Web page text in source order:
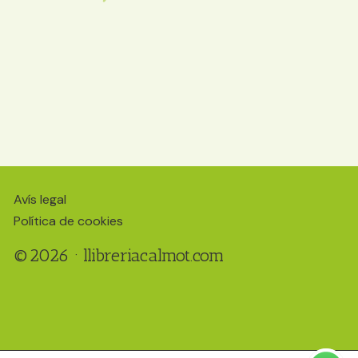
Avís legal
Política de cookies
©2026 · llibreriacalmot.com